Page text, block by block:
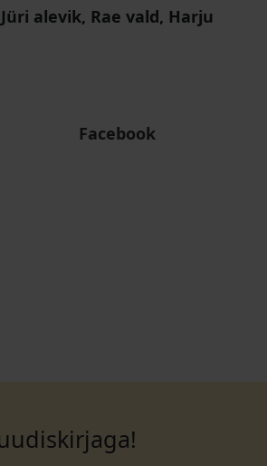
alevik, Rae vald, Harju
Facebook